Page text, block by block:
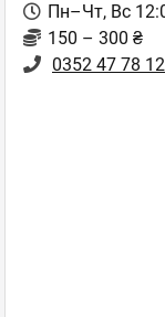
Пн–Чт, Вс
150 – 300 ₴
0352 47 78 12